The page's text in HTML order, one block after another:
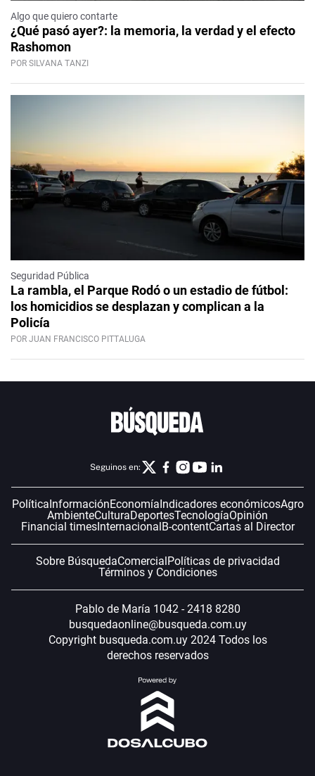
Algo que quiero contarte
¿Qué pasó ayer?: la memoria, la verdad y el efecto
Rashomon
POR SILVANA TANZI
Seguridad Pública
La rambla, el Parque Rodó o un estadio de fútbol:
los homicidios se desplazan y complican a la
Policía
POR JUAN FRANCISCO PITTALUGA
Seguinos en:
Política InformaciónEconomía Indicadores económicosAgro
AmbienteCulturaDeportesTecnologíaOpinión
Financial timesInternacional B-contentCartas al Director
Sobre BúsquedaComercial Políticas de privacidad
Términos y Condiciones
Pablo de María 1042 - 2418 8280
busquedaonline@busqueda.com.uy
Copyright busqueda.com.uy 2024 Todos los
derechos reservados